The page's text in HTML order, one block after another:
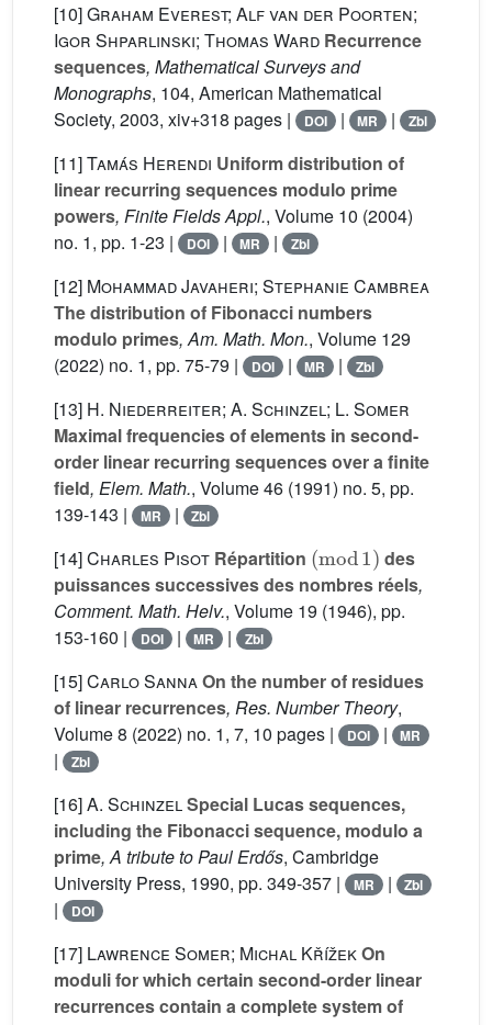
[10]Graham Everest; Alf van der Poorten;
Igor Shparlinski; Thomas Ward Recurrence
sequences, Mathematical Surveys and
Monographs, 104, American Mathematical
Society, 2003, xiv+318 pages |
DOI | MR | Zbl
[11]Tamás Herendi Uniform distribution of
linear recurring sequences modulo prime
powers, Finite Fields Appl., Volume 10 (2004)
no. 1, pp. 1-23 |
DOI | MR | Zbl
[12] Mohammad Javaheri; Stephanie Cambrea
The distribution of Fibonacci numbers
modulo primes, Am. Math. Mon., Volume 129
(2022) no. 1, pp. 75-79 |
DOI | MR | Zbl
[13] H. Niederreiter; A. Schinzel; L. Somer
Maximal frequencies of elements in second-
order linear recurring sequences over a finite
field, Elem. Math., Volume 46 (1991) no. 5, pp.
139-143 |
MR | Zbl
[14]Charles Pisot Répartition
( 1)
des
puissances successives des nombres réels,
Comment. Math. Helv., Volume 19 (1946), pp.
153-160 |
DOI | MR | Zbl
[15]Carlo SannaOn the number of residues
of linear recurrences, Res. Number Theory,
Volume 8 (2022) no. 1, 7, 10 pages | DOI | MR
| Zbl
[16]A. SchinzelSpecial Lucas sequences,
including the Fibonacci sequence, modulo a
prime, A tribute to Paul Erdős, Cambridge
University Press, 1990, pp. 349-357 |
MR | Zbl
| DOI
[17] Lawrence Somer; Michal KřížekOn
moduli for which certain second-order linear
recurrences contain a complete system of
m